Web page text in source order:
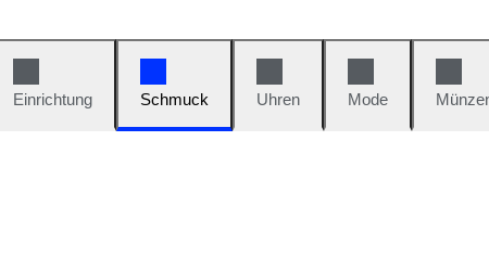
Einrichtung Schmuck Uhren Mode